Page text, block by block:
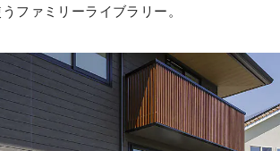
ファミリーライブラリー。